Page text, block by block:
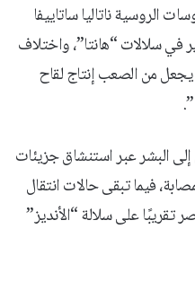
الروسية ناتاليا ساتاييفا
في سلالات “هانتا”، واختلاف
من الصعب إنتاج لقاح
البشر عبر استنشاق جزيئات
فيما تبقى حالات انتقال
تقريبًا على سلالة “الأنديز”